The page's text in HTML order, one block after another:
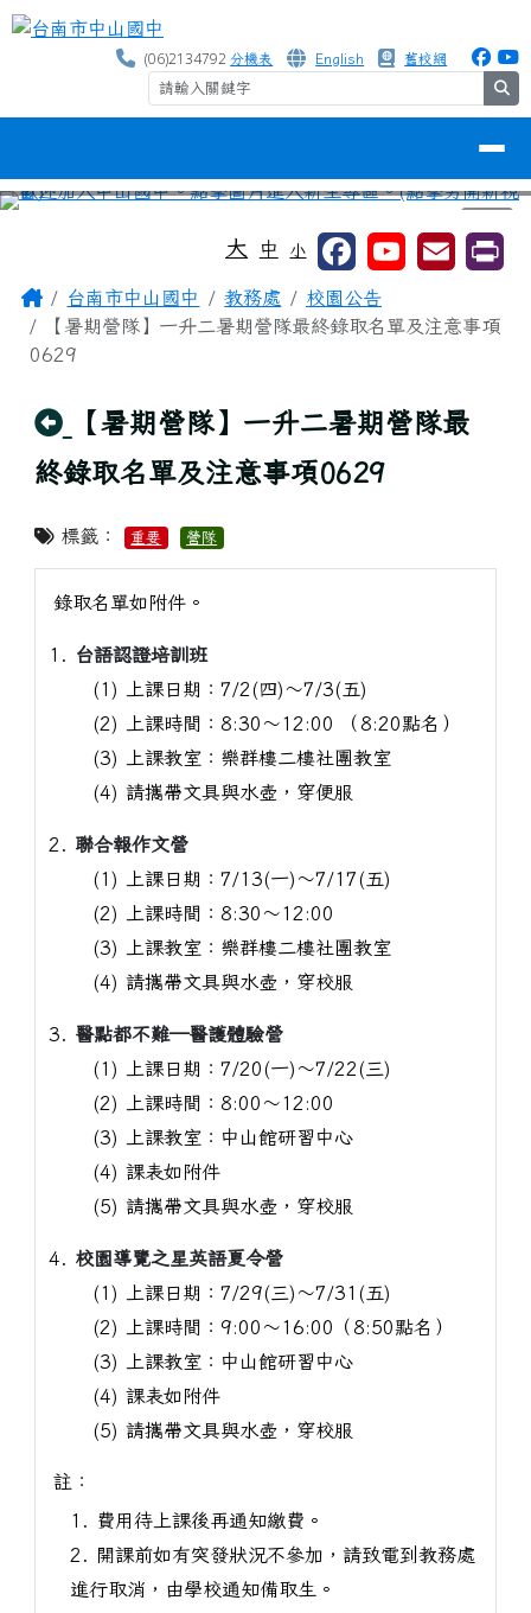
跳至主內容區
台南市中山國中
(06)2134792分機表 English 舊校網
⏸
大 中 小
主內容區域
Home台南市中山國中 教務處
校園公告
【暑期營隊】一升二暑期營隊最終錄取名單及注意事項
0629
回上頁
【暑期營隊】一升二暑期營隊最
終錄取名單及注意事項0629
標籤： 重要 營隊
錄取名單如附件。
台語認證培訓班
(1) 上課日期：7/2(四)～7/3(五)
(2) 上課時間：8:30～12:00 （8:20點名）
(3) 上課教室：樂群樓二樓社團教室
(4) 請攜帶文具與水壺，穿便服
聯合報作文營
(1) 上課日期：7/13(一)～7/17(五)
(2) 上課時間：8:30～12:00
(3) 上課教室：樂群樓二樓社團教室
(4) 請攜帶文具與水壺，穿校服
醫點都不難—醫護體驗營
(1) 上課日期：7/20(一)～7/22(三)
(2) 上課時間：8:00～12:00
(3) 上課教室：中山館研習中心
(4) 課表如附件
(5) 請攜帶文具與水壺，穿校服
校園導覽之星英語夏令營
(1) 上課日期：7/29(三)～7/31(五)
(2) 上課時間：9:00～16:00（8:50點名）
(3) 上課教室：中山館研習中心
(4) 課表如附件
(5) 請攜帶文具與水壺，穿校服
註：
1. 費用待上課後再通知繳費。
2. 開課前如有突發狀況不參加，請致電到教務處
進行取消，由學校通知備取生。
頁尾區域